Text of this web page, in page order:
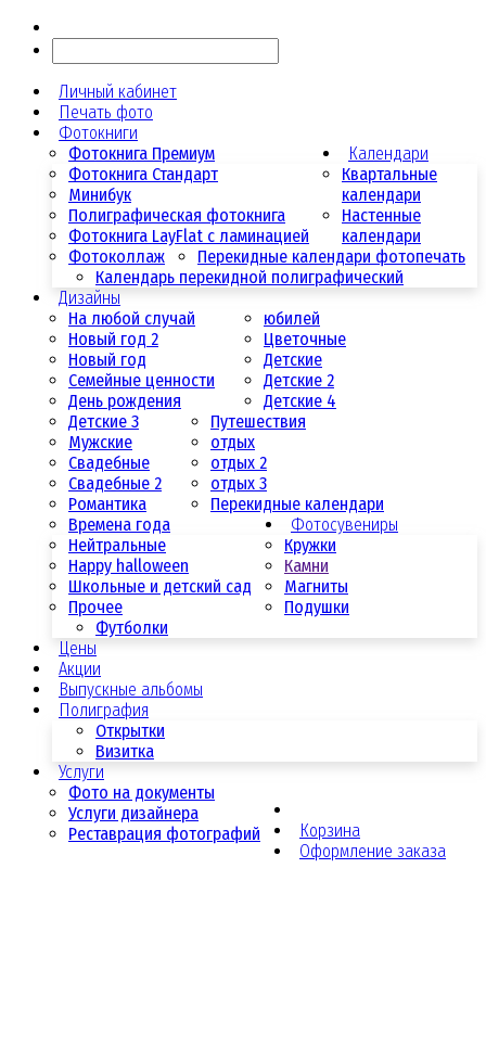
Личный кабинет
Печать фото
Фотокниги
Фотокнига Премиум
Фотокнига Стандарт
Минибук
Полиграфическая фотокнига
Фотокнига LayFlat с ламинацией
Фотоколлаж
Календари
Квартальные
календари
Настенные
календари
Перекидные календари фотопечать
Календарь перекидной полиграфический
Дизайны
На любой случай
Новый год 2
Новый год
Семейные ценности
День рождения
юбилей
Цветочные
Детские
Детские 2
Детские 4
Детские 3
Мужские
Свадебные
Свадебные 2
Романтика
Путешествия
отдых
отдых 2
отдых 3
Перекидные календари
Времена года
Нейтральные
Happy halloween
Школьные и детский сад
Прочее
Фотосувениры
Кружки
Камни
Магниты
Подушки
Футболки
Цены
Акции
Выпускные альбомы
Полиграфия
Открытки
Визитка
Услуги
Фото на документы
Услуги дизайнера
Реставрация фотографий
Корзина
Оформление заказа